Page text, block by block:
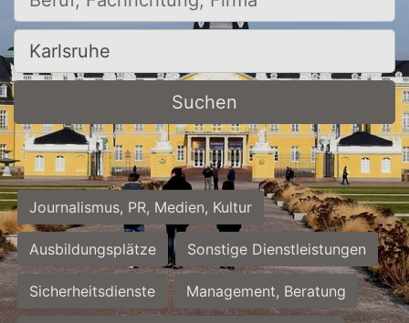
Ort, Stadt
Suchen
Journalismus, PR, Medien, Kultur
Ausbildungsplätze Sonstige Dienstleistungen
Sicherheitsdienste Management, Beratung